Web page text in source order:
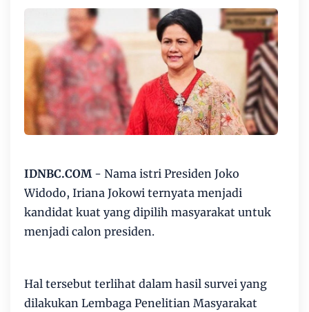
IDNBC.COM- Nama istri Presiden Joko
Widodo, Iriana Jokowi ternyata menjadi
kandidat kuat yang dipilih masyarakat untuk
menjadi calon presiden.
Hal tersebut terlihat dalam hasil survei yang
dilakukan Lembaga Penelitian Masyarakat